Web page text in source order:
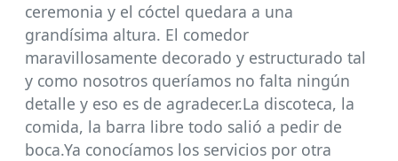
ceremonia y el cóctel quedara a una
grandísima altura. El comedor
maravillosamente decorado y estructurado tal
y como nosotros queríamos no falta ningún
detalle y eso es de agradecer.La discoteca, la
comida, la barra libre todo salió a pedir de
boca.Ya conocíamos los servicios por otra